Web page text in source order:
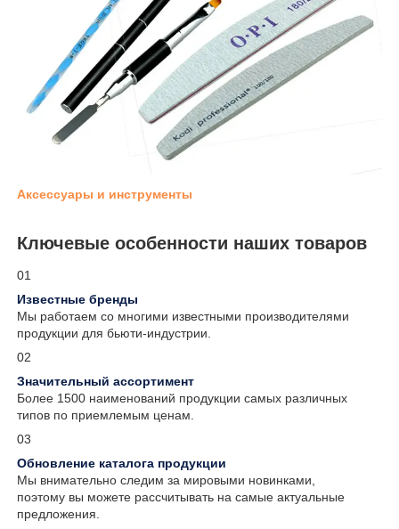
Аксессуары и инструменты
Ключевые особенности наших товаров
01
Известные бренды
Мы работаем со многими известными производителями
продукции для бьюти-индустрии.
02
Значительный ассортимент
Более 1500 наименований продукции самых различных
типов по приемлемым ценам.
03
Обновление каталога продукции
Мы внимательно следим за мировыми новинками,
поэтому вы можете рассчитывать на самые актуальные
предложения.